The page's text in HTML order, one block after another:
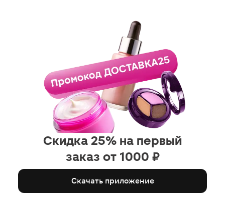
Скидка 25% на первый
заказ от 1000 ₽
Скачать приложение